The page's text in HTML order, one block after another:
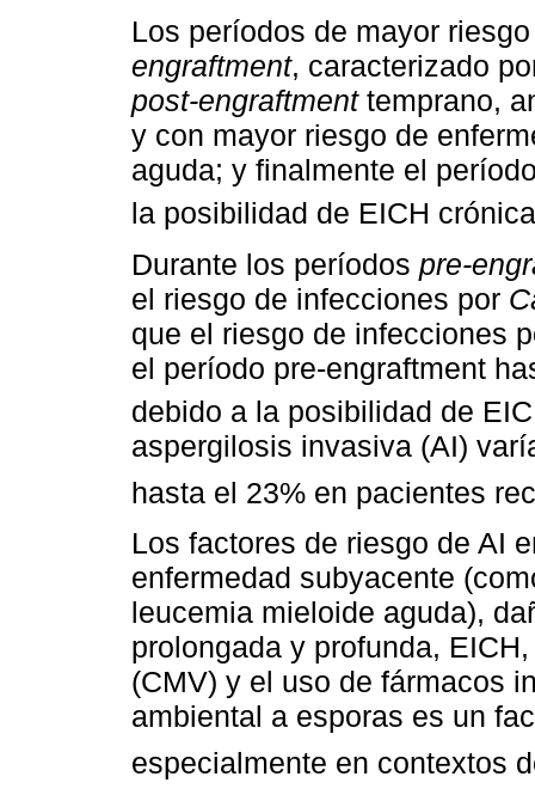
Los períodos de mayor
engraftment, caracterizado
post-engraftmenttemprano,
y con mayor riesgo de
aguda; y finalmente el
la posibilidad de EICH crónica
Durante los períodos pre-
el riesgo de infecciones por
que el riesgo de infecciones
el período pre-engraftment
debido a la posibilidad de
aspergilosis invasiva (AI)
hasta el 23% en pacientes
Los factores de riesgo de AI
enfermedad subyacente
leucemia mieloide aguda),
prolongada y profunda,
(CMV) y el uso de fármacos
ambiental a esporas es un
especialmente en contextos